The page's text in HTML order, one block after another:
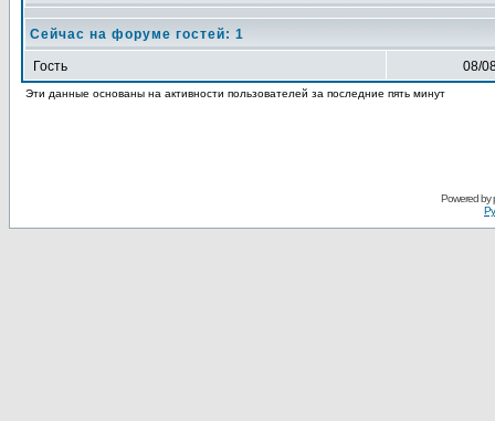
Сейчас на форуме гостей: 1
Гость 08/
Эти данные основаны на активности пользователей за последние пять минут
Powered by